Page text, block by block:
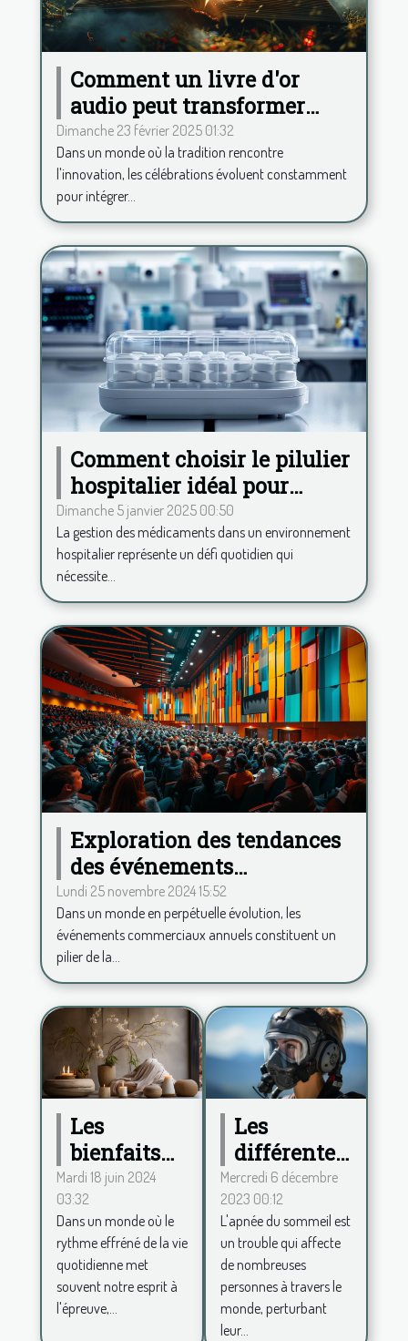
Comment un livre d'or
audio peut transformer
votre célébration
Dimanche 23 février 2025 01:32
Dans un monde où la tradition rencontre
l'innovation, les célébrations évoluent constamment
pour intégrer...
Comment choisir le pilulier
hospitalier idéal pour
améliorer la gestion des
médicaments
Dimanche 5 janvier 2025 00:50
La gestion des médicaments dans un environnement
hospitalier représente un défi quotidien qui
nécessite...
Exploration des tendances
des événements
commerciaux annuels et
leur impact
Lundi 25 novembre 2024 15:52
Dans un monde en perpétuelle évolution, les
événements commerciaux annuels constituent un
pilier de la...
Les
bienfaits
de la
décoration
zen pour
un espace
de vie
apaisant
Mardi 18 juin 2024
03:32
Dans un monde où le
rythme effréné de la vie
quotidienne met
souvent notre esprit à
l'épreuve,...
Les
différentes
formes
d'apnée du
sommeil
Mercredi 6 décembre
2023 00:12
L'apnée du sommeil est
un trouble qui affecte
de nombreuses
personnes à travers le
monde, perturbant
leur...